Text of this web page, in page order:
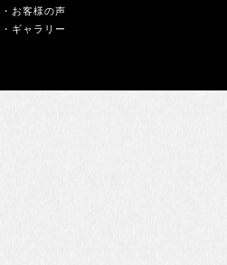
・お客様の声
・ギャラリー